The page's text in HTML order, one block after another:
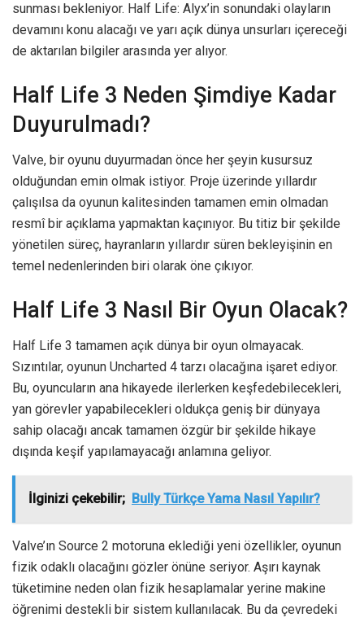
sunması bekleniyor. Half Life: Alyx’in sonundaki olayların
devamını konu alacağı ve yarı açık dünya unsurları içereceği
de aktarılan bilgiler arasında yer alıyor.
Half Life 3 Neden Şimdiye Kadar
Duyurulmadı?
Valve, bir oyunu duyurmadan önce her şeyin kusursuz
olduğundan emin olmak istiyor. Proje üzerinde yıllardır
çalışılsa da oyunun kalitesinden tamamen emin olmadan
resmî bir açıklama yapmaktan kaçınıyor. Bu titiz bir şekilde
yönetilen süreç, hayranların yıllardır süren bekleyişinin en
temel nedenlerinden biri olarak öne çıkıyor.
Half Life 3 Nasıl Bir Oyun Olacak?
Half Life 3 tamamen açık dünya bir oyun olmayacak.
Sızıntılar, oyunun Uncharted 4 tarzı olacağına işaret ediyor.
Bu, oyuncuların ana hikayede ilerlerken keşfedebilecekleri,
yan görevler yapabilecekleri oldukça geniş bir dünyaya
sahip olacağı ancak tamamen özgür bir şekilde hikaye
dışında keşif yapılamayacağı anlamına geliyor.
İlginizi çekebilir; Bully Türkçe Yama Nasıl Yapılır?
Valve’ın Source 2 motoruna eklediği yeni özellikler, oyunun
fizik odaklı olacağını gözler önüne seriyor. Aşırı kaynak
tüketimine neden olan fizik hesaplamalar yerine makine
öğrenimi destekli bir sistem kullanılacak. Bu da çevredeki